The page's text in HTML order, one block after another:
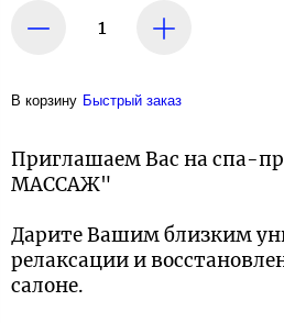
В корзину Быстрый заказ
Приглашаем Вас на спа-
МАССАЖ"
Дарите Вашим близким
релаксации и
салоне.